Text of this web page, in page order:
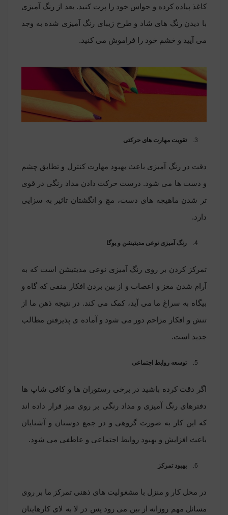
کاغذ پیاده کرده و حواس خود را پرت کنید. بعد از رنگ آمیزی
با دیدن رنگ های شاد و طرح زیبای رنگ آمیزی شده به وجد
می آیید و خشم خود را فراموش می کنید.
تقویت مهارت های حرکتی
دقت در رنگ آمیزی باعث بهبود مهارت کنترل و تطابق چشم
و دست ها می شود. درست حرکت دادن مداد رنگی در قوی
تر شدن ماهیچه های دست، مچ و انگشتان تاثیر به سزایی
دارد.
رنگ آمیزی نوعی مدیتیشن و یوگا
تمرکز کردن بر روی رنگ آمیزی نوعی مدیتیشن است که به
آرام شدن مغز و اعصاب و از بین بردن افکار منفی که گاه و
بیگاه به سراغ ما می آید، کمک می کند. در نتیجه ذهن ما از
تنش و افکار مزاحم دور می شود و آماده ی پذیرفتن مطالب
جدید است.
توسعه روابط اجتماعی
اگر دقت کرده باشید در برخی رستوران ها و کافی شاپ ها
دفترهای رنگ آمیزی و مداد رنگی بر روی میز قرار داده اند
که این کار به صورت گروهی و در جمع دوستان و آشنایان
باعث افزایش و بهبود روابط اجتماعی و عاطفی می شود.
بهبود تمرکز
در محل کار و منزل با مشغولیت های ذهنی تمرکز ما بر روی
مسائل مهم روزانه از بین می رود پس در لا به لای کارهایتان